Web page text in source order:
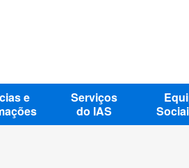
e
Serviços
do IAS